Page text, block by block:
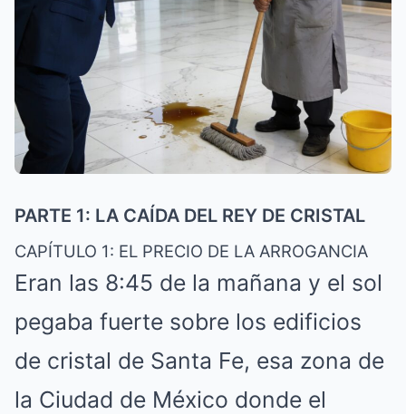
PARTE 1: LA CAÍDA DEL REY DE CRISTAL
CAPÍTULO 1: EL PRECIO DE LA ARROGANCIA
Eran las 8:45 de la mañana y el sol
pegaba fuerte sobre los edificios
de cristal de Santa Fe, esa zona de
la Ciudad de México donde el